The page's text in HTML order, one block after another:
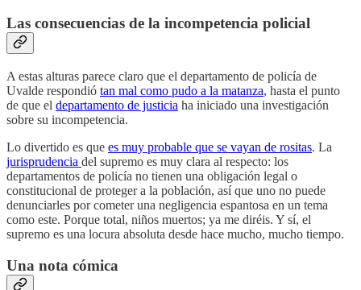
Las consecuencias de la incompetencia policial
A estas alturas parece claro que el departamento de policía de
Uvalde respondió tan mal como pudo a la matanza, hasta el punto
de que el departamento de justicia ha iniciado una investigación
sobre su incompetencia.
Lo divertido es que es muy probable que se vayan de rositas. La
jurisprudencia del supremo es muy clara al respecto: los
departamentos de policía no tienen una obligación legal o
constitucional de proteger a la población, así que uno no puede
denunciarles por cometer una negligencia espantosa en un tema
como este. Porque total, niños muertos; ya me diréis. Y sí, el
supremo es una locura absoluta desde hace mucho, mucho tiempo.
Una nota cómica